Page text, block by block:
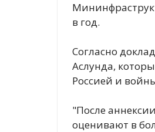
в год.
Согласно
Аслунда,
Россией и
"После
оценивают в